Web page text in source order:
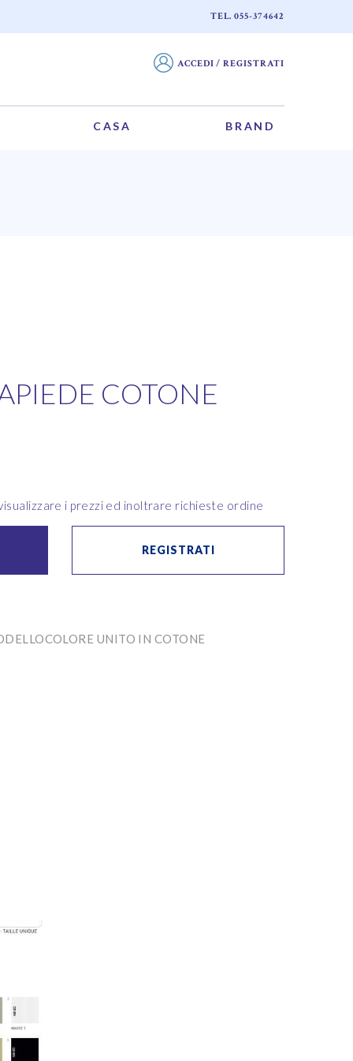
TEL. 055-374642
ACCEDI / REGISTRATI
CASA BRAND
COTONE
i prezzi ed inoltrare richieste ordine
REGISTRATI
UNITO IN COTONE